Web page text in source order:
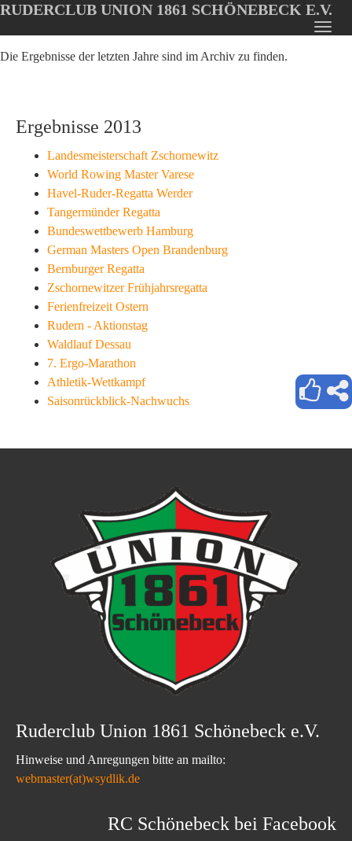
Oops, an error occurred! Code: 202608100109413f513b38
to
RUDERCLUB UNION 1861 SCHÖNEBECK E.V.
Die Ergebnisse der letzten Jahre sind im Archiv zu finden.
Ergebnisse 2013
Landesmeisterschaft Zschornewitz
World Rowing Master Varese
Havel-Ruder-Regatta Werder
Tangermünder Regatta
Bundeswettbewerb Hamburg
German Masters Open Brandenburg
Bernburger Regatta
Zschornewitzer Frühjahrsregatta
Ferienfreizeit Ostern
Rudern - Aktionstag
Waldlauf Dessau
7. Ergo-Marathon
Athletik-Wettkampf
Saisonrückblick-Nachwuchs
Ruderclub Union 1861 Schönebeck e.V.
Hinweise und Anregungen bitte an mailto:
webmaster(at)wsydlik.de
RC Schönebeck bei Facebook